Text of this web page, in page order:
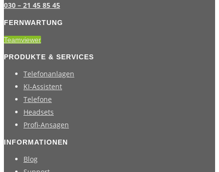
030 – 21 45 85 45
FERNWARTUNG
Teamviewer
PRODUKTE & SERVICES
Telefonanlagen
KI-Assistent
Telefone
Headsets
Profi-Ansagen
INFORMATIONEN
Blog